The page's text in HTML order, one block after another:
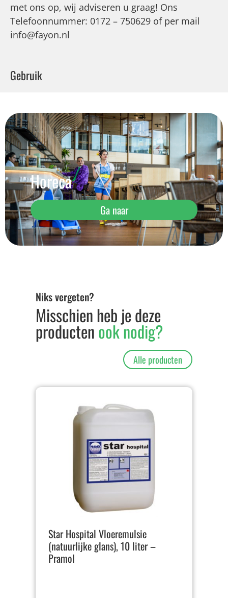
met ons op, wij adviseren u graag! Ons
Telefoonnummer: 0172 – 750629 of per mail
info@fayon.nl
Gebruik
Horeca
Ga naar
Niks vergeten?
Misschien heb je deze
productenook nodig?
Alle producten
Star Hospital Vloeremulsie
(natuurlijke glans), 10 liter –
Pramol